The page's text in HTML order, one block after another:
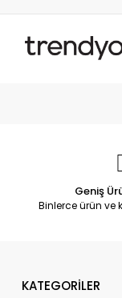
Geniş
Binlerce ürün
KATEGORİLER